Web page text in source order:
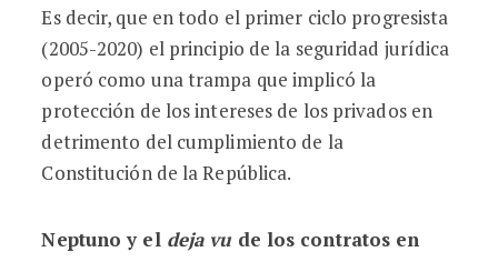
Es decir, que en todo el primer ciclo progresista
(2005-2020) el principio de la seguridad jurídica
operó como una trampa que implicó la
protección de los intereses de los privados en
detrimento del cumplimiento de la
Constitución de la República.
Neptuno y el deja vude los contratos en